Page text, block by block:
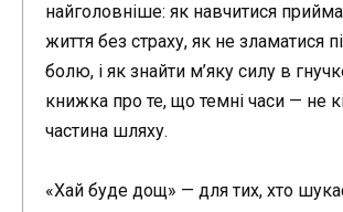
найголовніше: як навчитися
життя без страху, як не зламатися
болю, і як знайти м’яку силу в
книжка про те, що темні часи — не
частина шляху.
«Хай буде дощ» — для тих, хто